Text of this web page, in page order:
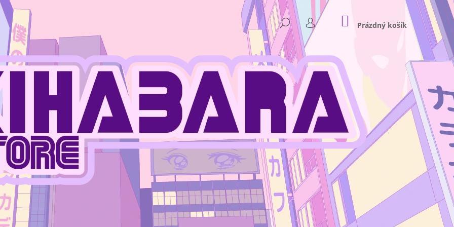
HLEDAT
PŘIHLÁŠENÍ
NÁKUPNÍ
KOŠÍK
Prázdný košík
CO POTŘEBUJETE NAJÍT?
HLEDAT
DOPORUČUJEME
KAISEN - PLASTOVÝ STOJÁNEK JUJUTSU KAISEN - PLASTOVÝ STOJÁNEK